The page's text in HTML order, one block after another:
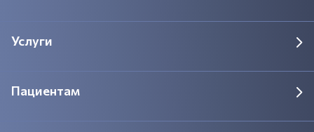
Услуги
Пациентам